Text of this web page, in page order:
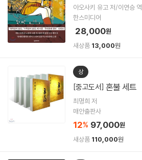
아오사키 유고 저/이연승 역
한스미디어
28,000원
새상품 13,000원
상
[중고도서] 혼불 세트
최명희 저
매안출판사
12% 97,000원
새상품 110,000원